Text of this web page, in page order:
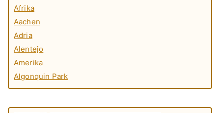
Afrika
Aachen
Adria
Alentejo
Amerika
Algonquin Park